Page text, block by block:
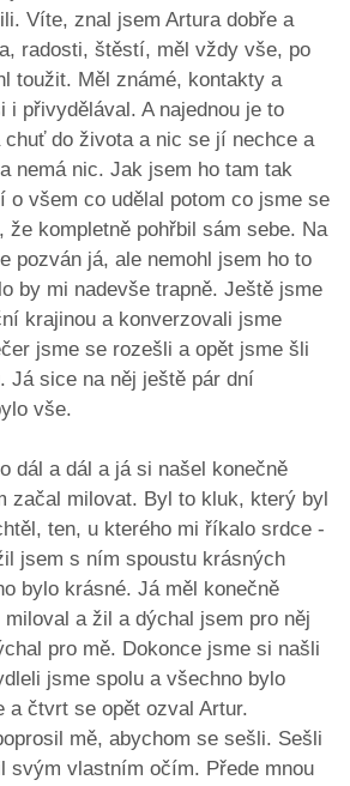
Víte, znal jsem Artura dobře a
radosti, štěstí, měl vždy vše, po
toužit. Měl známé, kontakty a
i přivydělával. A najednou je to
do života a nic se jí nechce a
nemá nic. Jak jsem ho tam tak
o všem co udělal potom co jsme se
kompletně pohřbil sám sebe. Na
pozván já, ale nemohl jsem ho to
by mi nadevše trapně. Ještě jsme
krajinou a konverzovali jsme
jsme se rozešli a opět jsme šli
Já sice na něj ještě pár dní
vše.
dál a dál a já si našel konečně
začal milovat. Byl to kluk, který byl
ten, u kterého mi říkalo srdce -
jsem s ním spoustu krásných
bylo krásné. Já měl konečně
a žil a dýchal jsem pro něj
pro mě. Dokonce jsme si našli
jsme spolu a všechno bylo
a čtvrt se opět ozval Artur.
mě, abychom se sešli. Sešli
svým vlastním očím. Přede mnou